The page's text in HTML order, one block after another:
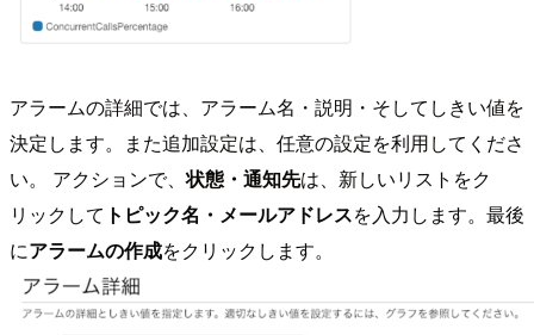
アラームの詳細では、アラーム名・説明・そしてしきい値を
決定します。また追加設定は、任意の設定を利用してくださ
い。 アクションで、状態・通知先は、新しいリストをク
リックして トピック名・メールアドレスを入力します。最後
にアラームの作成をクリックします。